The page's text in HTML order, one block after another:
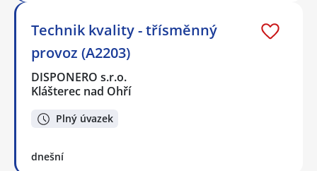
Technik kvality - třísměnný
provoz (A2203)
DISPONERO s.r.o.
Klášterec nad Ohří
Plný úvazek
dnešní